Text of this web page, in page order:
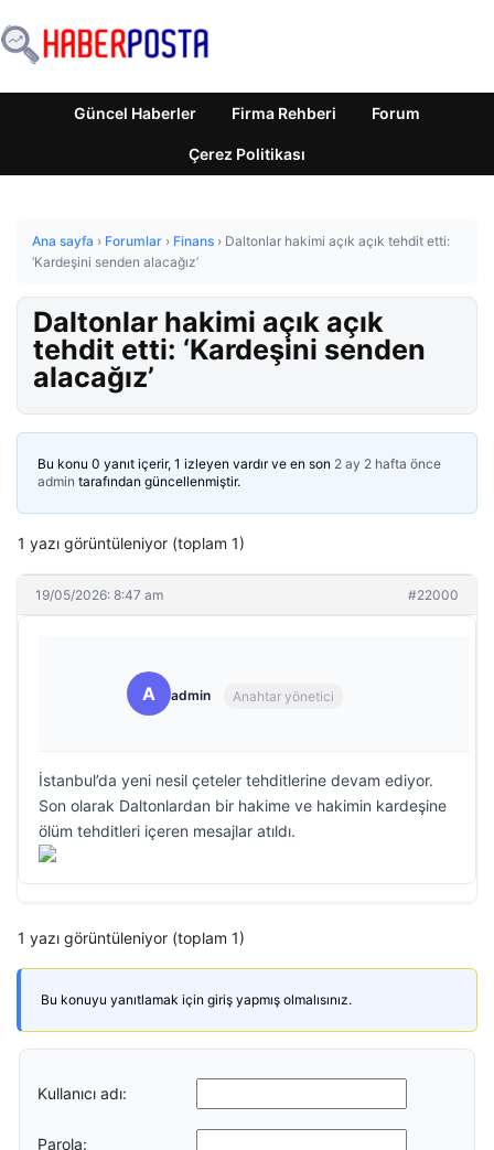
Güncel Haberler Firma Rehberi Forum
Çerez Politikası
Ana sayfa › Forumlar › Finans › Daltonlar hakimi açık açık tehdit etti:
‘Kardeşini senden alacağız’
Daltonlar hakimi açık açık
tehdit etti: ‘Kardeşini senden
alacağız’
Bu konu 0 yanıt içerir, 1 izleyen vardır ve en son 2 ay 2 hafta önce
admin tarafından güncellenmiştir.
1 yazı görüntüleniyor (toplam 1)
19/05/2026: 8:47 am #22000
A admin Anahtar yönetici
İstanbul’da yeni nesil çeteler tehditlerine devam ediyor.
Son olarak Daltonlardan bir hakime ve hakimin kardeşine
ölüm tehditleri içeren mesajlar atıldı.
1 yazı görüntüleniyor (toplam 1)
Bu konuyu yanıtlamak için giriş yapmış olmalısınız.
Kullanıcı adı:
Parola: